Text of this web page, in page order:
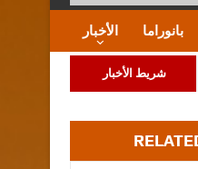
الأخبار بانوراما
شريط الأخبار